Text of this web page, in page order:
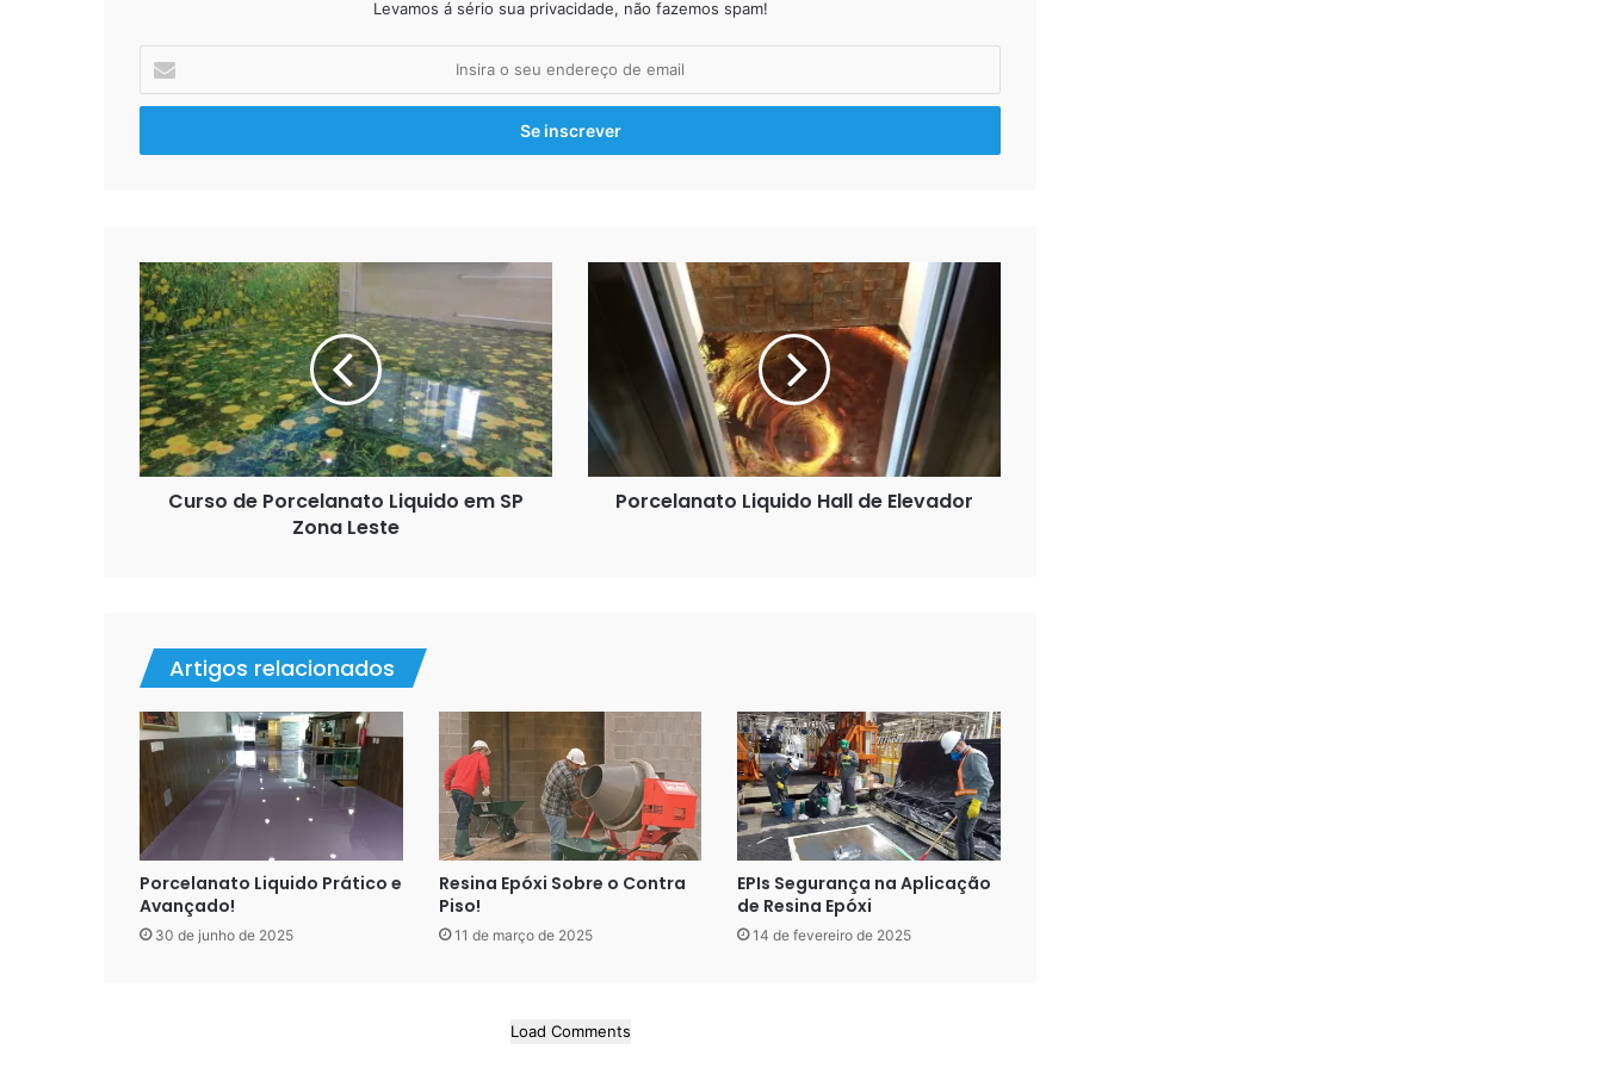
Porcelanato Liquido Modelo Azul
Levamos á sério sua privacidade, não fazemos spam!
seu
de
Curso
de
Porcelanato
Liquido
em
SP
Zona
Leste
Curso de Porcelanato Liquido em SP
Zona Leste
Porcelanato
Liquido
Porcelanato Liquido Hall de Elevador
Artigos relacionados
Porcelanato Liquido Prático e
Avançado!
30 de junho de 2025
Resina Epóxi Sobre o Contra
Piso!
11 de março de 2025
EPIs Segurança na Aplicação
de Resina Epóxi
14 de fevereiro de 2025
Load Comments